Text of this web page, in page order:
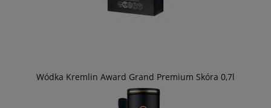
Wódka Kremlin Award Grand Premium Skóra 0,7l